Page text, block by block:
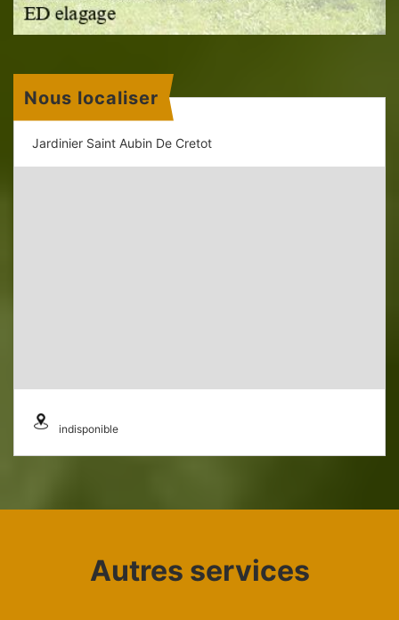
Nous localiser
Jardinier Saint Aubin De Cretot
indisponible
Autres services